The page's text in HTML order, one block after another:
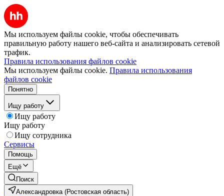
Мы используем файлы cookie, чтобы обеспечивать
правильную работу нашего веб-сайта и анализировать сетевой
трафик.
Правила использования файлов cookie
Мы используем файлы cookie. Правила использования
файлов cookie
Понятно
Ищу работу
Ищу работу
Ищу работу
Ищу сотрудника
Сервисы
Помощь
Ещё
Поиск
Александровка (Ростовская область)